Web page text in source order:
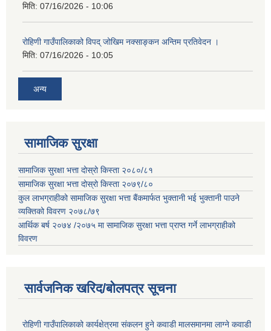
मिति: 07/16/2026 - 10:06
रोहिणी गाउँपालिकाको विपद् जोखिम नक्साङ्कन अन्तिम प्रतिवेदन ।
मिति: 07/16/2026 - 10:05
अन्य
सामाजिक सुरक्षा
सामाजिक सुरक्षा भत्ता दोस्रो किस्ता २०८०/८१
सामाजिक सुरक्षा भत्ता दोस्रो किस्ता २०७९/८०
कुल लाभग्राहीको सामाजिक सुरक्षा भत्ता बैंकमार्फत भुक्तानी भई भुक्तानी पाउने
व्यक्तिको विवरण २०७८/७९
आर्थिक बर्ष २०७४ /२०७५ मा सामाजिक सुरक्षा भत्ता प्राप्त गर्ने लाभग्राहीको
विवरण
सार्वजनिक खरिद/बोलपत्र सूचना
रोहिणी गाउँपालिकाको कार्यक्षेत्रमा संकलन हुने कवाडी मालसमानमा लाग्ने कवाडी